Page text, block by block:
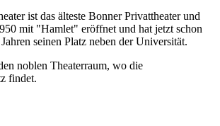
ist das älteste Bonner Privattheater und
mit "Hamlet" eröffnet und hat jetzt schon
seinen Platz neben der Universität.
noblen Theaterraum, wo die
findet.